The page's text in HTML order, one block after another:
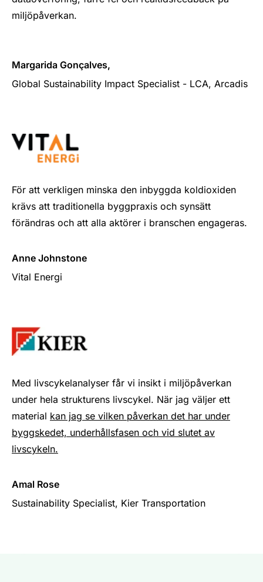
miljöpåverkan.
Margarida Gonçalves,
Global Sustainability Impact Specialist - LCA, Arcadis
För att verkligen minska den inbyggda koldioxiden
krävs att traditionella byggpraxis och synsätt
förändras och att alla aktörer i branschen engageras.
Anne Johnstone
Vital Energi
Med livscykelanalyser får vi insikt i miljöpåverkan
under hela strukturens livscykel. När jag väljer ett
material kan jag se vilken påverkan det har under
byggskedet, underhållsfasen och vid slutet av
livscykeln.
Amal Rose
Sustainability Specialist, Kier Transportation